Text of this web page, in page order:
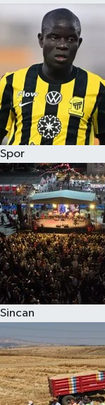
Spor
Sincan